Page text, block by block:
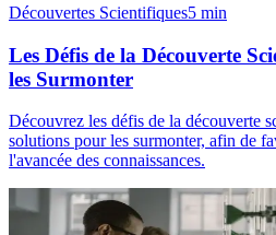
Découvertes Scientifiques5 min
Les Défis de la Découverte
les Surmonter
Découvrez les défis de la découverte
solutions pour les surmonter, afin de
l'avancée des connaissances.